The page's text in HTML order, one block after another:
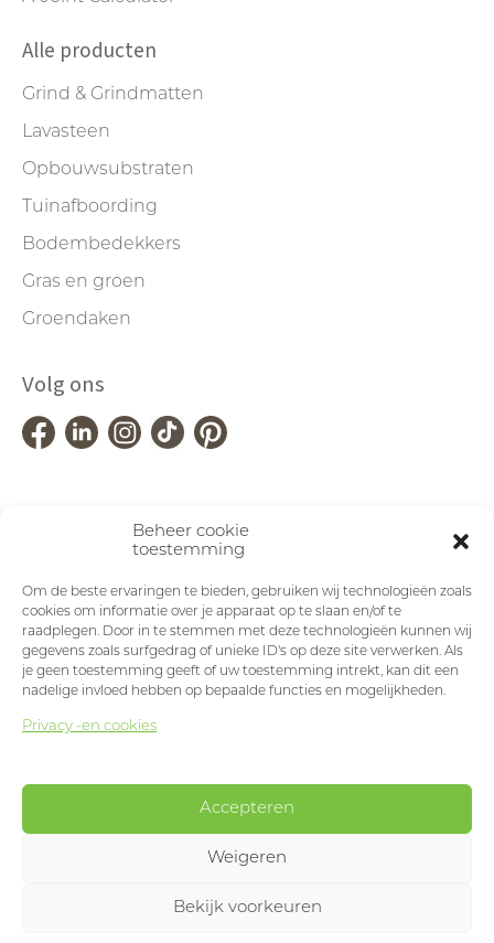
Beheer cookie
toestemming
Om de beste ervaringen te bieden, gebruiken wij technologieën zoals
cookies om informatie over je apparaat op te slaan en/of te
raadplegen. Door in te stemmen met deze technologieën kunnen wij
gegevens zoals surfgedrag of unieke ID's op deze site verwerken. Als
je geen toestemming geeft of uw toestemming intrekt, kan dit een
nadelige invloed hebben op bepaalde functies en mogelijkheden.
Privacy -en cookies
Accepteren
Weigeren
Bekijk voorkeuren
Alle producten
Grind & Grindmatten
Lavasteen
Opbouwsubstraten
Tuinafboording
Bodembedekkers
Gras en groen
Groendaken
Volg ons
Designed & developed by